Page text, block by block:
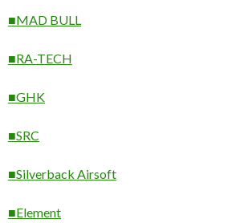
■MAD BULL
■RA-TECH
■GHK
■SRC
■Silverback Airsoft
■Element